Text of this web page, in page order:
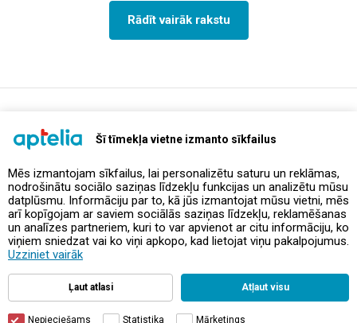
Šī tīmekļa vietne izmanto sīkfailus
Mēs izmantojam sīkfailus, lai personalizētu saturu un reklāmas,
nodrošinātu sociālo saziņas līdzekļu funkcijas un analizētu mūsu
datplūsmu. Informāciju par to, kā jūs izmantojat mūsu vietni, mēs
arī kopīgojam ar saviem sociālās saziņas līdzekļu, reklamēšanas
un analīzes partneriem, kuri to var apvienot ar citu informāciju, ko
viņiem sniedzat vai ko viņi apkopo, kad lietojat viņu pakalpojumus.
Uzziniet vairāk
Ļaut atlasi Atļaut visu
Nepieciešams Statistika Mārketings
Rādīt vairāk rakstu
Piedāvājumi un akcijas
Kontakti